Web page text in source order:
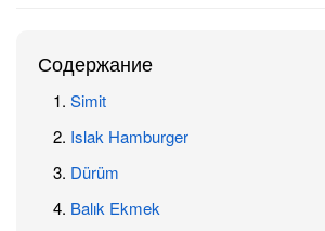
Содержание
Simit
Islak Hamburger
Dürüm
Balık Ekmek